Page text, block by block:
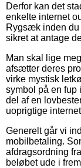
Derfor kan det
enkelte internet
Rygsæk inden du
sikret at antage
Man skal lige
afsætter deres
virke mystisk
symbol på en fup
del af en
uoprigtige
Generelt går vi
mobilbetaling.
afdragsordning
beløbet ude i